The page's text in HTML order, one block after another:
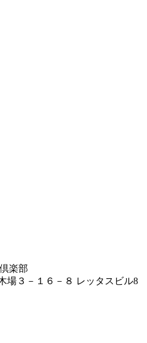
楽部
場３－１６－８ レッタスビル8